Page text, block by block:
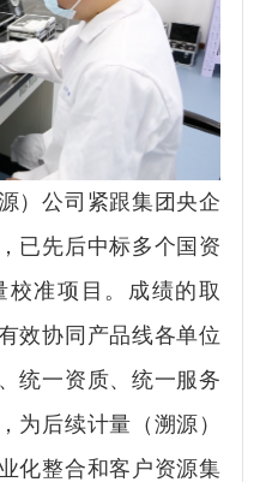
公司紧跟集团央企
已先后中标多个国资
准项目。成绩的取
效协同产品线各单位
统一资质、统一服务
为后续计量（溯源）
化整合和客户资源集